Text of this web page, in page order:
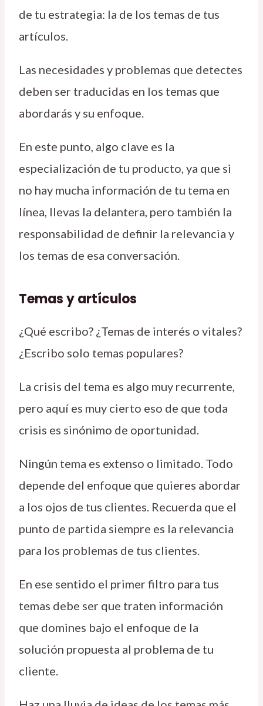
de tu estrategia: la de los temas de tus
artículos.
Las necesidades y problemas que detectes
deben ser traducidas en los temas que
abordarás y su enfoque.
En este punto, algo clave es la
especialización de tu producto, ya que si
no hay mucha información de tu tema en
línea, llevas la delantera, pero también la
responsabilidad de definir la relevancia y
los temas de esa conversación.
Temas y artículos
¿Qué escribo? ¿Temas de interés o vitales?
¿Escribo solo temas populares?
La crisis del tema es algo muy recurrente,
pero aquí es muy cierto eso de que toda
crisis es sinónimo de oportunidad.
Ningún tema es extenso o limitado. Todo
depende del enfoque que quieres abordar
a los ojos de tus clientes. Recuerda que el
punto de partida siempre es la relevancia
para los problemas de tus clientes.
En ese sentido el primer filtro para tus
temas debe ser que traten información
que domines bajo el enfoque de la
solución propuesta al problema de tu
cliente.